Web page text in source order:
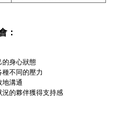
：
的身心狀態
不同的壓力
溝通
的夥伴獲得支持感